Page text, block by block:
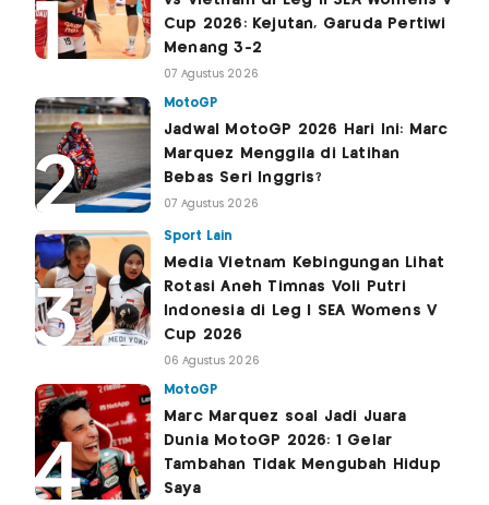
Cup 2026: Kejutan, Garuda Pertiwi
Menang 3-2
07 Agustus 2026
MotoGP
Jadwal MotoGP 2026 Hari Ini: Marc
Marquez Menggila di Latihan
Bebas Seri Inggris?
07 Agustus 2026
Sport Lain
Media Vietnam Kebingungan Lihat
Rotasi Aneh Timnas Voli Putri
Indonesia di Leg I SEA Womens V
Cup 2026
06 Agustus 2026
MotoGP
Marc Marquez soal Jadi Juara
Dunia MotoGP 2026: 1 Gelar
Tambahan Tidak Mengubah Hidup
Saya